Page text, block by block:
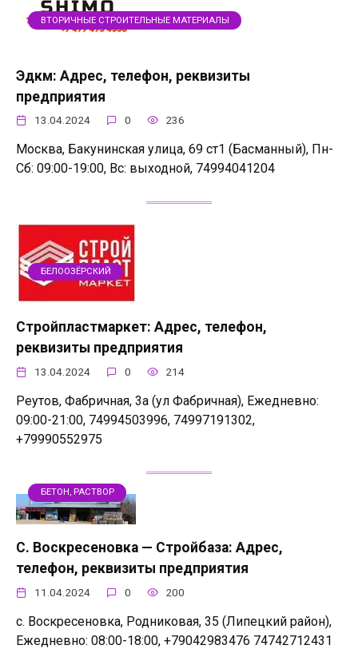
ВТОРИЧНЫЕ СТРОИТЕЛЬНЫЕ МАТЕРИАЛЫ
Эдкм: Адрес, телефон, реквизиты
предприятия
13.04.2024 0 236
Москва, Бакунинская улица, 69 ст1 (Басманный), Пн-
Сб: 09:00-19:00, Вс: выходной, 74994041204
БЕЛООЗЁРСКИЙ
Стройпластмаркет: Адрес, телефон,
реквизиты предприятия
13.04.2024 0 214
Реутов, Фабричная, 3а (ул Фабричная), Ежедневно:
09:00-21:00, 74994503996, 74997191302,
+79990552975
БЕТОН, РАСТВОР
С. Воскресеновка — Стройбаза: Адрес,
телефон, реквизиты предприятия
11.04.2024 0 200
с. Воскресеновка, Родниковая, 35 (Липецкий район),
Ежедневно: 08:00-18:00, +79042983476 74742712431